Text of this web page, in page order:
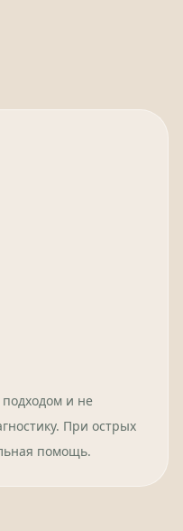
и не
При острых
помощь.